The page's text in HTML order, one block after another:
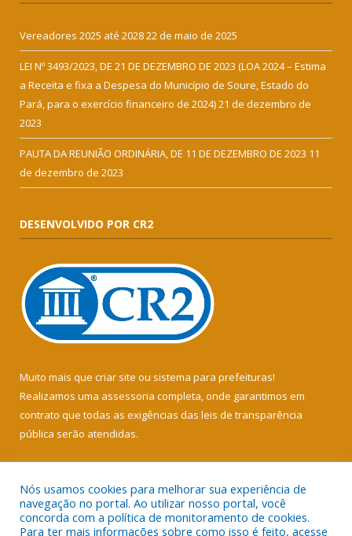
Vereadores 2025 até 202822 de maio de 2025
LEI Nº 3493/2023, DE 21 DE DEZEMBRO DE 2023 (LOA 2024 – Estima
a Receita e fixa a Despesa do Município de Soure, Estado do
Pará, para o exercício financeiro de 2024)21 de dezembro de
2023
PAUTA DA REUNIÃO ORDINÁRIA, DE 11 DE DEZEMBRO DE 2023 11
de dezembro de 2023
DESENVOLVIDO POR CR2
Muito mais que criar site ou sistema para prefeituras!
Realizamos uma assessoria completa, onde garantimos em
contrato que todas as exigências das leis de transparência
pública serão atendidas.
Nós usamos cookies para melhorar sua experiência de
navegação no portal. Ao utilizar nosso portal, você
concorda com a política de monitoramento de cookies.
Para ter mais informações sobre como isso é feito, acesse